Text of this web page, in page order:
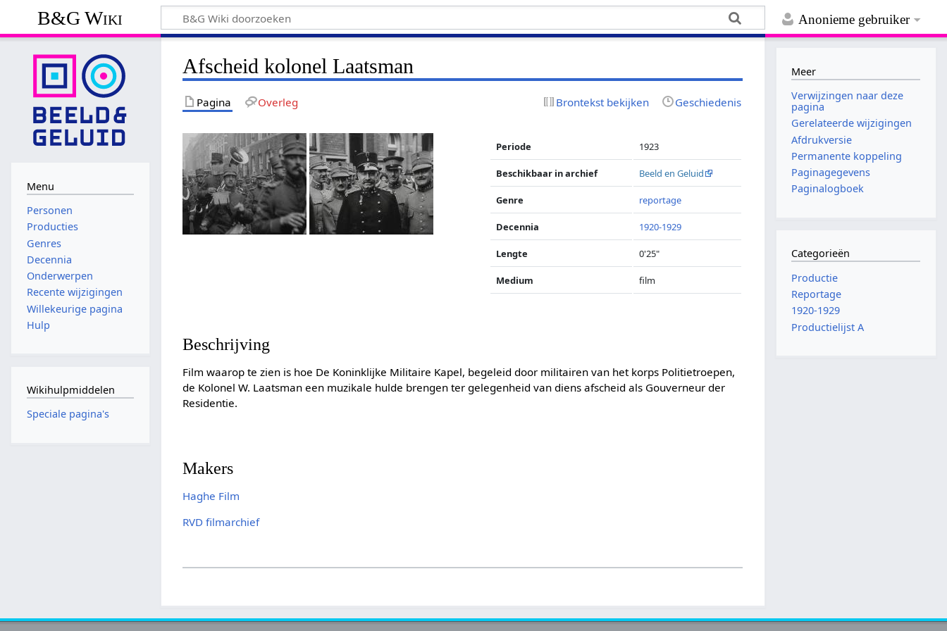
Anonieme gebruiker
B&G Wiki
Afscheid kolonel Laatsman
Pagina Overleg Brontekst bekijken Geschiedenis
Periode 1923
Beschikbaar in archief Beeld en Geluid
Genre reportage
Decennia 1920-1929
Lengte 0'25"
Medium film
Beschrijving
Film waarop te zien is hoe De Koninklijke Militaire Kapel, begeleid door militairen van het korps Politietroepen,
de Kolonel W. Laatsman een muzikale hulde brengen ter gelegenheid van diens afscheid als Gouverneur der
Residentie.
Makers
Haghe Film
RVD filmarchief
Menu
Personen
Producties
Genres
Decennia
Onderwerpen
Recente wijzigingen
Willekeurige pagina
Hulp
Wikihulpmiddelen
Speciale pagina's
Meer
Verwijzingen naar deze
pagina
Gerelateerde wijzigingen
Afdrukversie
Permanente koppeling
Paginagegevens
Paginalogboek
Categorieën
Productie
Reportage
1920-1929
Productielijst A